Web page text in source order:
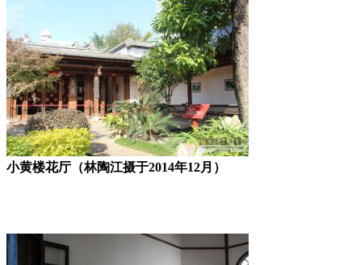
小黄楼花厅（林陶江摄于2014年12月）